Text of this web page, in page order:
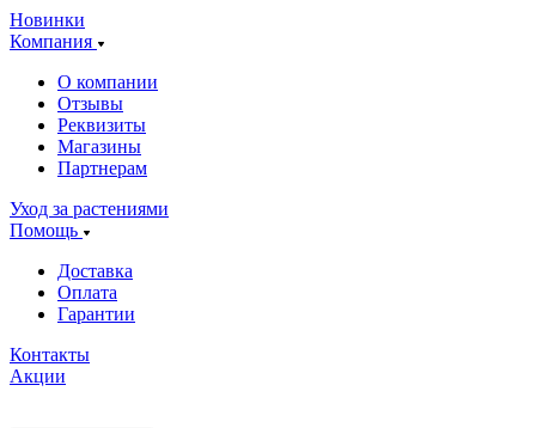
Новинки
Компания
О компании
Отзывы
Реквизиты
Магазины
Партнерам
Уход за растениями
Помощь
Доставка
Оплата
Гарантии
Контакты
Акции